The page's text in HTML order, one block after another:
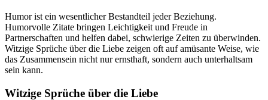
Humor ist ein wesentlicher Bestandteil jeder Beziehung.
Humorvolle Zitate bringen Leichtigkeit und Freude in
Partnerschaften und helfen dabei, schwierige Zeiten zu überwinden.
Witzige Sprüche über die Liebe zeigen oft auf amüsante Weise, wie
das Zusammensein nicht nur ernsthaft, sondern auch unterhaltsam
sein kann.
Witzige Sprüche über die Liebe